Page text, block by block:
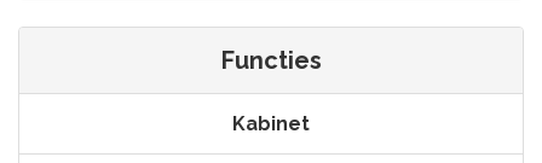
Functies
Kabinet